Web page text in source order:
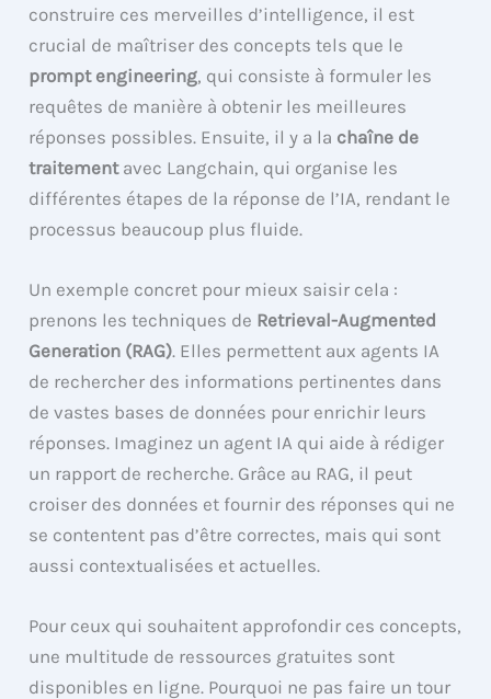
construire ces merveilles d’intelligence, il est
crucial de maîtriser des concepts tels que le
prompt engineering, qui consiste à formuler les
requêtes de manière à obtenir les meilleures
réponses possibles. Ensuite, il y a la chaîne de
traitementavec Langchain, qui organise les
différentes étapes de la réponse de l’IA, rendant le
processus beaucoup plus fluide.
Un exemple concret pour mieux saisir cela :
prenons les techniques de Retrieval-Augmented
Generation (RAG). Elles permettent aux agents IA
de rechercher des informations pertinentes dans
de vastes bases de données pour enrichir leurs
réponses. Imaginez un agent IA qui aide à rédiger
un rapport de recherche. Grâce au RAG, il peut
croiser des données et fournir des réponses qui ne
se contentent pas d’être correctes, mais qui sont
aussi contextualisées et actuelles.
Pour ceux qui souhaitent approfondir ces concepts,
une multitude de ressources gratuites sont
disponibles en ligne. Pourquoi ne pas faire un tour